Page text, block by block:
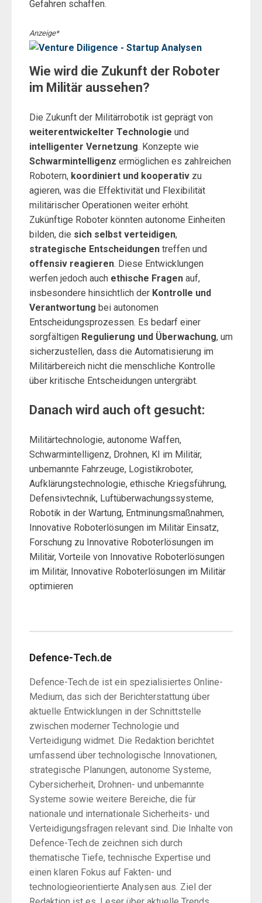
Gefahren schaffen.
Anzeige*
Wie wird die Zukunft der Roboter
im Militär aussehen?
Die Zukunft der Militärrobotik ist geprägt von
weiterentwickelter Technologie und
intelligenter Vernetzung. Konzepte wie
Schwarmintelligenz ermöglichen es zahlreichen
Robotern, koordiniert und kooperativ zu
agieren, was die Effektivität und Flexibilität
militärischer Operationen weiter erhöht.
Zukünftige Roboter könnten autonome Einheiten
bilden, die sich selbst verteidigen,
strategische Entscheidungen treffen und
offensiv reagieren. Diese Entwicklungen
werfen jedoch auch ethische Fragen auf,
insbesondere hinsichtlich der Kontrolle und
Verantwortung bei autonomen
Entscheidungsprozessen. Es bedarf einer
sorgfältigen Regulierung und Überwachung, um
sicherzustellen, dass die Automatisierung im
Militärbereich nicht die menschliche Kontrolle
über kritische Entscheidungen untergräbt.
Danach wird auch oft gesucht:
Militärtechnologie, autonome Waffen,
Schwarmintelligenz, Drohnen, KI im Militär,
unbemannte Fahrzeuge, Logistikroboter,
Aufklärungstechnologie, ethische Kriegsführung,
Defensivtechnik, Luftüberwachungssysteme,
Robotik in der Wartung, Entminungsmaßnahmen,
Innovative Roboterlösungen im Militär Einsatz,
Forschung zu Innovative Roboterlösungen im
Militär, Vorteile von Innovative Roboterlösungen
im Militär, Innovative Roboterlösungen im Militär
optimieren
Defence-Tech.de
Defence-Tech.de ist ein spezialisiertes Online-
Medium, das sich der Berichterstattung über
aktuelle Entwicklungen in der Schnittstelle
zwischen moderner Technologie und
Verteidigung widmet. Die Redaktion berichtet
umfassend über technologische Innovationen,
strategische Planungen, autonome Systeme,
Cybersicherheit, Drohnen- und unbemannte
Systeme sowie weitere Bereiche, die für
nationale und internationale Sicherheits- und
Verteidigungsfragen relevant sind. Die Inhalte von
Defence-Tech.de zeichnen sich durch
thematische Tiefe, technische Expertise und
einen klaren Fokus auf Fakten- und
technologieorientierte Analysen aus. Ziel der